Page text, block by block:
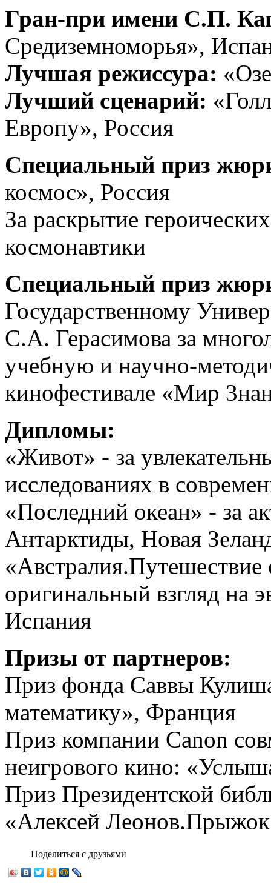
Гран-при имени С.П.
Средиземноморья»,
Лучшая режиссура:
Лучший сценарий:
Европу», Россия
Специальный приз
космос», Россия
За раскрытие
космонавтики
Специальный приз
Государственному
С.А. Герасимова за
учебную и научно-
кинофестивале «Мир
Дипломы:
«Живот» - за
исследованиях в
«Последний океан» - за
Антарктиды, Новая
оригинальный взгляд на
Испания
Призы от партнеров:
Приз фонда Саввы
математику», Франция
Приз компании Canon
неигрового кино:
Приз Президентской
«Алексей
Поделиться с друзьями